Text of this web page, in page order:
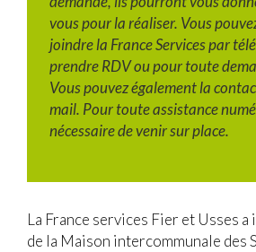
vous pour la réaliser. Vous
joindre la France Services par
prendre RDV ou pour toute
Vous pouvez également la
mail. Pour toute assistance
nécessaire de venir sur place.
La France services Fier et Usses
de la Maison intercommunale des